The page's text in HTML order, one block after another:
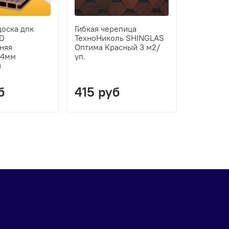
дпк
Гибкая черепица
ТехноНиколь SHINGLAS
Оптима Красный 3 м2/
уп.
415 руб